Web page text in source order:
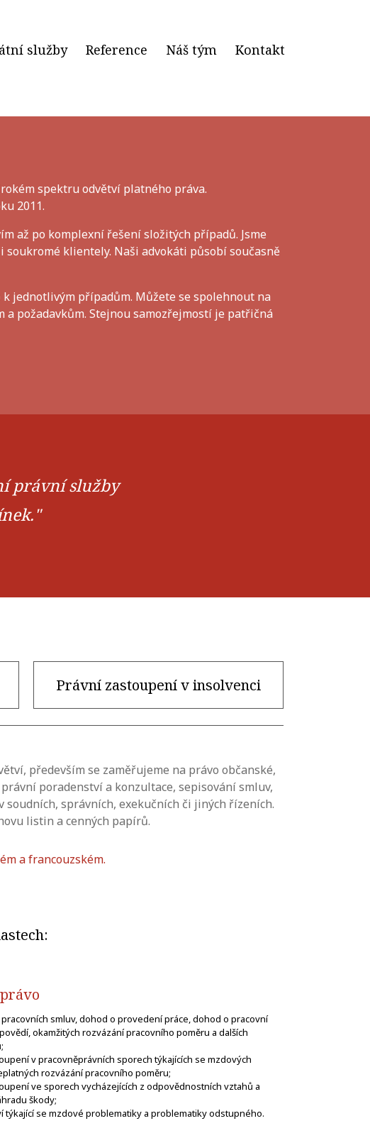
spektru odvětví platného práva.
2011.
až po komplexní řešení složitých případů. Jsme
klientely. Naši advokáti působí současně
k jednotlivým případům. Můžete se spolehnout na
a požadavkům. Stejnou samozřejmostí je patřičná
právní služby
Právní zastoupení v insolvenci
především se zaměřujeme na právo občanské,
poradenství a konzultace, sepisování smluv,
správních, exekučních či jiných řízeních.
listin a cenných papírů.
a francouzském.
smluv, dohod o provedení práce, dohod o pracovní
okamžitých rozvázání pracovního poměru a dalších
v pracovněprávních sporech týkajících se mzdových
rozvázání pracovního poměru;
ve sporech vycházejících z odpovědnostních vztahů a
škody;
týkající se mzdové problematiky a problematiky odstupného.
služby Reference Náš tým Kontakt